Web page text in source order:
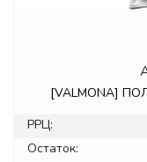
[VALMONA]
РРЦ:
Остаток: